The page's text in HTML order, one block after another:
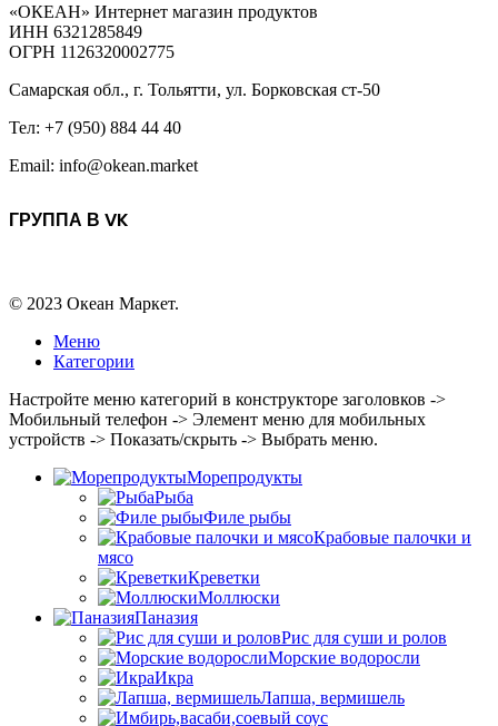
«ОКЕАН» Интернет магазин продуктов
ИНН 6321285849
ОГРН 1126320002775
Самарская обл., г. Тольятти, ул. Борковская ст-50
Тел: +7 (950) 884 44 40
Email: info@okean.market
ГРУППА В VK
© 2023 Океан Маркет.
Меню
Категории
Настройте меню категорий в конструкторе заголовков ->
Мобильный телефон -> Элемент меню для мобильных
устройств -> Показать/скрыть -> Выбрать меню.
Морепродукты
Рыба
Филе рыбы
Крабовые палочки и
мясо
Креветки
Моллюски
Паназия
Рис для суши и ролов
Морские водоросли
Икра
Лапша, вермишель